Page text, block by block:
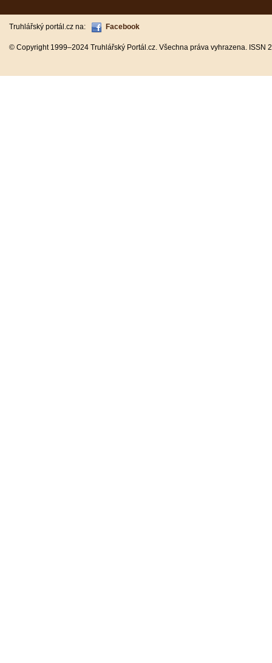
Truhlářský portál.cz na: Facebook
© Copyright 1999–2024 Truhlářský Portál.cz. Všechna práva vyhrazena.